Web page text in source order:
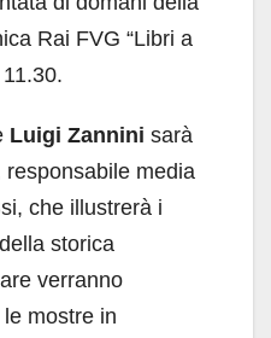
Rai FVG “Libri a
Luigi Zannini sarà
responsabile media
che illustrerà i
storica
verranno
mostre in